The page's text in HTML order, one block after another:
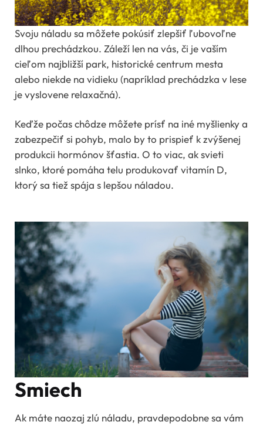
Svoju náladu sa môžete pokúsiť zlepšiť ľubovoľne
dlhou prechádzkou. Záleží len na vás, či je vaším
cieľom najbližší park, historické centrum mesta
alebo niekde na vidieku (napríklad prechádzka v lese
je vyslovene relaxačná).
Keďže počas chôdze môžete prísť na iné myšlienky a
zabezpečiť si pohyb, malo by to prispieť k zvýšenej
produkcii hormónov šťastia. O to viac, ak svieti
slnko, ktoré pomáha telu produkovať vitamín D,
ktorý sa tiež spája s lepšou náladou.
Smiech
Ak máte naozaj zlú náladu, pravdepodobne sa vám